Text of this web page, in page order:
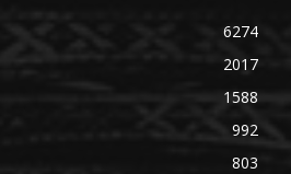
6274
2017
1588
992
803